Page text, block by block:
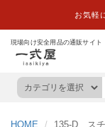
お気軽
現場向け安全用品の通販サイト
HOME 135-D ス